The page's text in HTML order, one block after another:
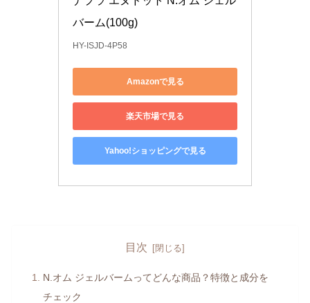
バーム(100g)
HY-ISJD-4P58
Amazonで見る
楽天市場で見る
Yahoo!ショッピングで見る
目次
N.オム ジェルバームってどんな商品？特徴と成分を
チェック